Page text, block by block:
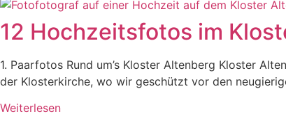
12 Hochzeitsfotos im
1. Paarfotos Rund um’s Kloster Altenberg Kloster
der Klosterkirche, wo wir geschützt vor den
Weiterlesen